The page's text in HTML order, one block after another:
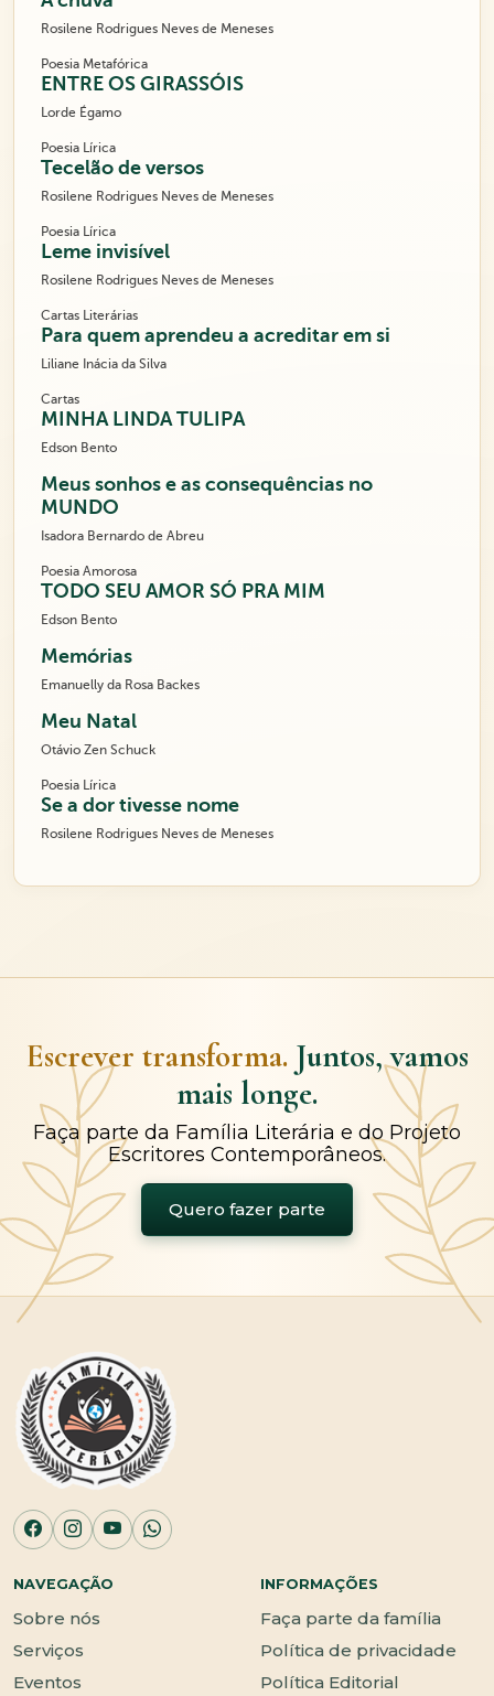
Rosilene Rodrigues Neves de Meneses
Poesia Metafórica
ENTRE OS GIRASSÓIS
Lorde Égamo
Poesia Lírica
Tecelão de versos
Rosilene Rodrigues Neves de Meneses
Poesia Lírica
Leme invisível
Rosilene Rodrigues Neves de Meneses
Cartas Literárias
Para quem aprendeu a acreditar em si
Liliane Inácia da Silva
Cartas
MINHA LINDA TULIPA
Edson Bento
Meus sonhos e as consequências no
MUNDO
Isadora Bernardo de Abreu
Poesia Amorosa
TODO SEU AMOR SÓ PRA MIM
Edson Bento
Memórias
Emanuelly da Rosa Backes
Meu Natal
Otávio Zen Schuck
Poesia Lírica
Se a dor tivesse nome
Rosilene Rodrigues Neves de Meneses
Escrever transforma. Juntos, vamos
mais longe.
Faça parte da Família Literária e do Projeto
Escritores Contemporâneos.
Quero fazer parte
NAVEGAÇÃO
Sobre nós
Serviços
Eventos
INFORMAÇÕES
Faça parte da família
Política de privacidade
Política Editorial